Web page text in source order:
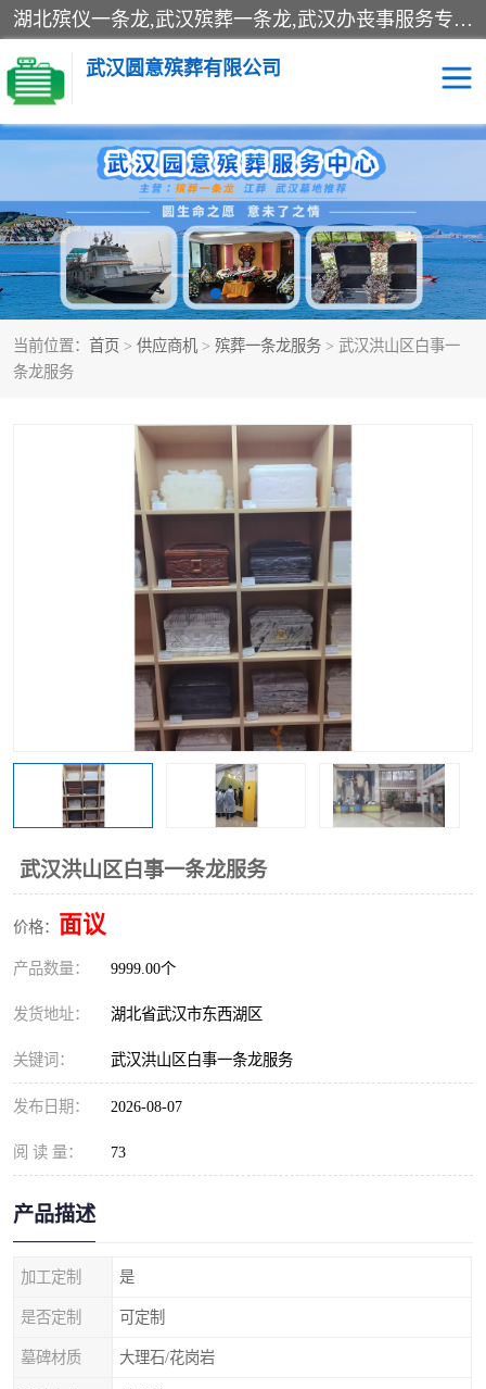
湖北殡仪一条龙,武汉殡葬一条龙,武汉办丧事服务专理红白佛事、病人临终关怀、医院或家中老人去世穿寿衣、灵车遗体接运、殡仪馆告别厅预约、办理火葬场手续、民俗丧事策划、遗体告别仪式、民俗礼仪服务、殡葬礼仪策划、陵园墓位导购、寺庙塔位择吉、往生功德策划、民俗功德策划、异地殡葬礼仪服务、异地骨灰接送返乡
武汉圆意殡葬有限公司
当前位置： 首页 > 供应商机 > 殡葬一条龙服务 > 武汉洪山区白事一
条龙服务
武汉洪山区白事一条龙服务
价格： 面议
产品数量： 9999.00个
发货地址： 湖北省武汉市东西湖区
关键词： 武汉洪山区白事一条龙服务
发布日期： 2026-08-07
阅 读 量： 73
产品描述
加工定制 是
是否定制 可定制
墓碑材质 大理石/花岗岩
殡葬一条龙服务 江葬一条龙服务
武汉锦辉天堂文化园 仙鹤湖湿地公园
长乐园陵园 万福净土陵园
武汉市阳逻九龙宫陵园 石门峰人文纪念园